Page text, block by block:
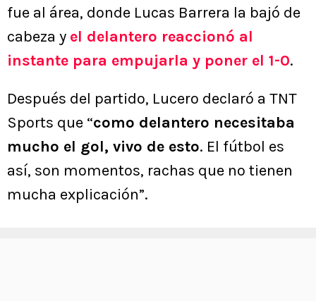
fue al área, donde Lucas Barrera la bajó de
cabeza y el delantero reaccionó al
instante para empujarla y poner el 1-0.
Después del partido, Lucero declaró a TNT
Sports que “como delantero necesitaba
mucho el gol, vivo de esto. El fútbol es
así, son momentos, rachas que no tienen
mucha explicación”.